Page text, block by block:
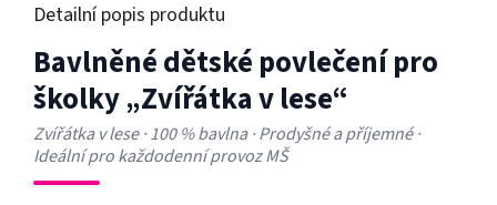
Detailní popis produktu
Bavlněné dětské povlečení pro
školky „Zvířátka v lese“
Zvířátka v lese · 100 % bavlna · Prodyšné a příjemné ·
Ideální pro každodenní provoz MŠ